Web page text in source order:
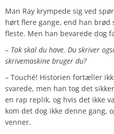
Man Ray krympede sig ved
hørt flere gange, end han brød
fleste. Men han bevarede dog
– Tak skal du have. Du skriver
skrivemaskine bruger du?
– Touché! Historien fortæller
svarede, men han tog det
en rap replik, og hvis det ikke
kom det dog ikke denne gang,
venner.